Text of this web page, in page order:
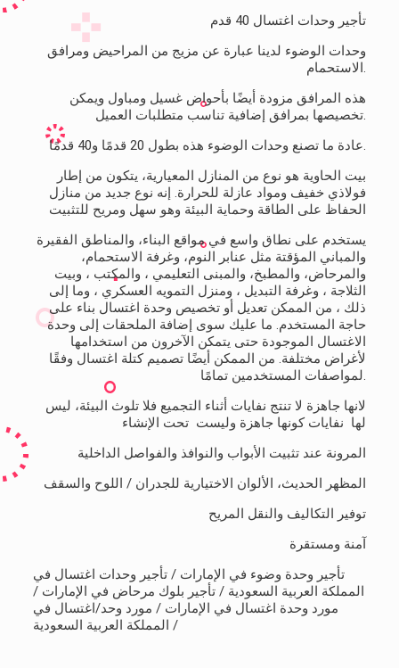
تأجير وحدات اغتسال 40 قدم
وحدات الوضوء لدينا عبارة عن مزيج من المراحيض ومرافق
الاستحمام.
هذه المرافق مزودة أيضًا بأحواض غسيل ومباول ويمكن
تخصيصها بمرافق إضافية تناسب متطلبات العميل.
عادة ما تصنع وحدات الوضوء هذه بطول 20 قدمًا و40 قدمًا.
بيت الحاوية هو نوع من المنازل المعيارية، يتكون من إطار
فولاذي خفيف ومواد عازلة للحرارة. إنه نوع جديد من منازل
الحفاظ على الطاقة وحماية البيئة وهو سهل ومريح للتثبيت
يستخدم على نطاق واسع في مواقع البناء، والمناطق الفقيرة
والمباني المؤقتة مثل عنابر النوم، وغرفة الاستحمام،
والمرحاض، والمطبخ، والمبنى التعليمي ، والمكتب ، وبيت
الثلاجة ، وغرفة التبديل ، ومنزل التمويه العسكري ، وما إلى
ذلك ، من الممكن تعديل أو تخصيص وحدة اغتسال بناء على
حاجة المستخدم. ما عليك سوى إضافة الملحقات إلى وحدة
الاغتسال الموجودة حتى يتمكن الآخرون من استخدامها
لأغراض مختلفة. من الممكن أيضًا تصميم كتلة اغتسال وفقًا
لمواصفات المستخدمين تمامًا.
لانها جاهزة لا تنتج نفايات أثناء التجميع فلا تلوث البيئة، ليس
لها نفايات كونها جاهزة وليست تحت الإنشاء
المرونة عند تثبيت الأبواب والنوافذ والفواصل الداخلية
المظهر الحديث، الألوان الاختيارية للجدران / اللوح والسقف
توفير التكاليف والنقل المريح
آمنة ومستقرة
تأجير وحدة وضوء في الإمارات / تأجير وحدات اغتسال في
المملكة العربية السعودية / تأجير بلوك مرحاض في الإمارات /
مورد وحدة اغتسال في الإمارات / مورد وحد/اغتسال في
المملكة العربية السعودية /